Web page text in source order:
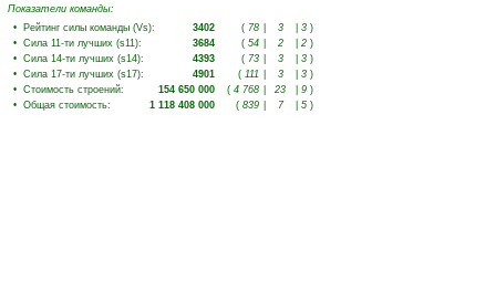
Показатели команды:
• Рейтинг силы команды (Vs): 3402 ( 78 3 3 )
• Сила 11-ти лучших (s11): 3684 ( 54 2 2 )
• Сила 14-ти лучших (s14): 4393 ( 73 3 3 )
• Сила 17-ти лучших (s17): 4901 ( 111 3 3 )
• Стоимость строений: 154 650 000 ( 4 768 23 9 )
• Общая стоимость: 1 118 408 000 ( 839 7 5 )